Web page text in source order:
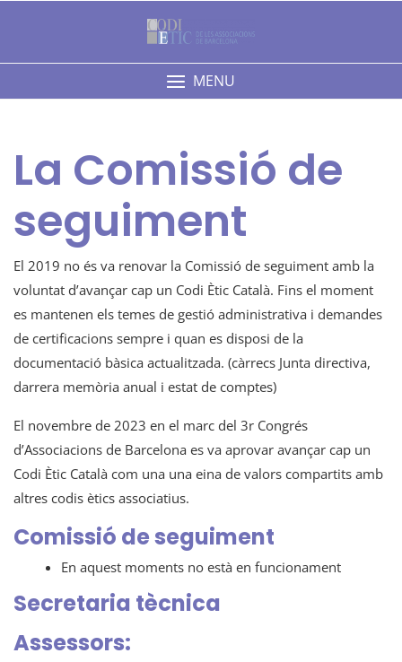
MENU
La Comissió de
seguiment
El 2019 no és va renovar la Comissió de seguiment amb la
voluntat d’avançar cap un Codi Ètic Català. Fins el moment
es mantenen els temes de gestió administrativa i demandes
de certificacions sempre i quan es disposi de la
documentació bàsica actualitzada. (càrrecs Junta directiva,
darrera memòria anual i estat de comptes)
El novembre de 2023 en el marc del 3r Congrés
d’Associacions de Barcelona es va aprovar avançar cap un
Codi Ètic Català com una una eina de valors compartits amb
altres codis ètics associatius.
Comissió de seguiment
En aquest moments no està en funcionament
Secretaria tècnica
Assessors: